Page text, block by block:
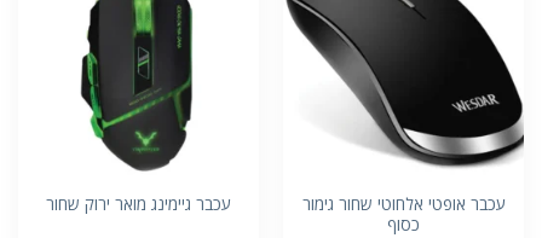
עכבר אופטי אלחוטי שחור גימור
כסוף
עכבר גיימינג מואר ירוק שחור